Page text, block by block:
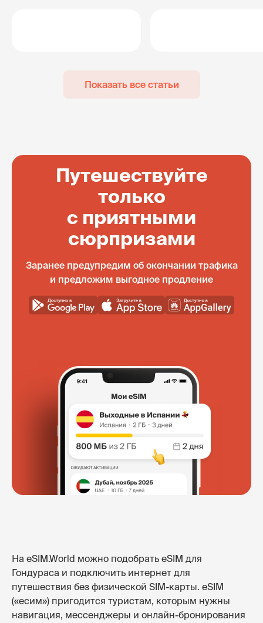
Показать все статьи
Путешествуйте
только
с приятными
сюрпризами
Заранее предупредим об окончании трафика
и предложим выгодное продление
На eSIM.World можно подобрать eSIM для
Гондураса и подключить интернет для
путешествия без физической SIM-карты. eSIM
(«есим») пригодится туристам, которым нужны
навигация, мессенджеры и онлайн-бронирования